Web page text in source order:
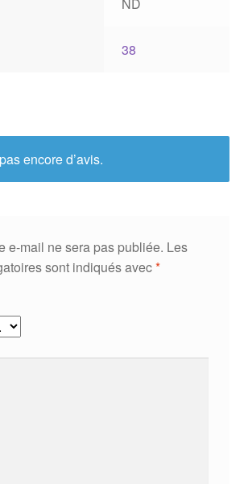
38
encore d’avis.
e-mail ne sera pas publiée. Les
sont indiqués avec*